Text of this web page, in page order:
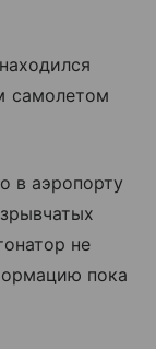
самолетом
в аэропорту
не
пока